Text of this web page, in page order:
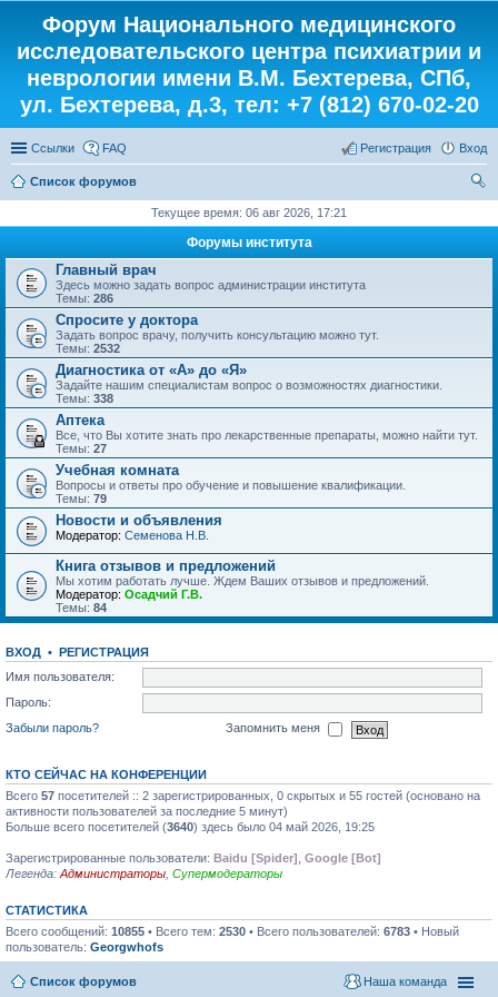
Форум Национального медицинского
исследовательского центра психиатрии и
неврологии имени В.М. Бехтерева, СПб,
ул. Бехтерева, д.3, тел: +7 (812) 670-02-20
Ссылки FAQ Вход
Регистрация
Список форумов
Текущее время: 06 авг 2026, 17:21
Форумы института
Главный врач
Здесь можно задать вопрос администрации института
Темы: 286
Спросите у доктора
Задать вопрос врачу, получить консультацию можно тут.
Темы: 2532
Диагностика от «А» до «Я»
Задайте нашим специалистам вопрос о возможностях диагностики.
Темы: 338
Аптека
Все, что Вы хотите знать про лекарственные препараты, можно найти тут.
Темы: 27
Учебная комната
Вопросы и ответы про обучение и повышение квалификации.
Темы: 79
Новости и объявления
Модератор: Семенова Н.В.
Книга отзывов и предложений
Мы хотим работать лучше. Ждем Ваших отзывов и предложений.
Модератор: Осадчий Г.В.
Темы: 84
ВХОД • РЕГИСТРАЦИЯ
Имя пользователя:
Пароль:
Забыли пароль?
Запомнить меня
КТО СЕЙЧАС НА КОНФЕРЕНЦИИ
Всего 57 посетителей :: 2 зарегистрированных, 0 скрытых и 55 гостей (основано на
активности пользователей за последние 5 минут)
Больше всего посетителей (3640) здесь было 04 май 2026, 19:25
Зарегистрированные пользователи: Baidu [Spider] Google [Bot]
Легенда: Администраторы Супермодераторы
СТАТИСТИКА
Всего сообщений: 10855 • Всего тем: 2530 • Всего пользователей: 6783 • Новый
пользователь: Georgwhofs
Список форумов Наша команда